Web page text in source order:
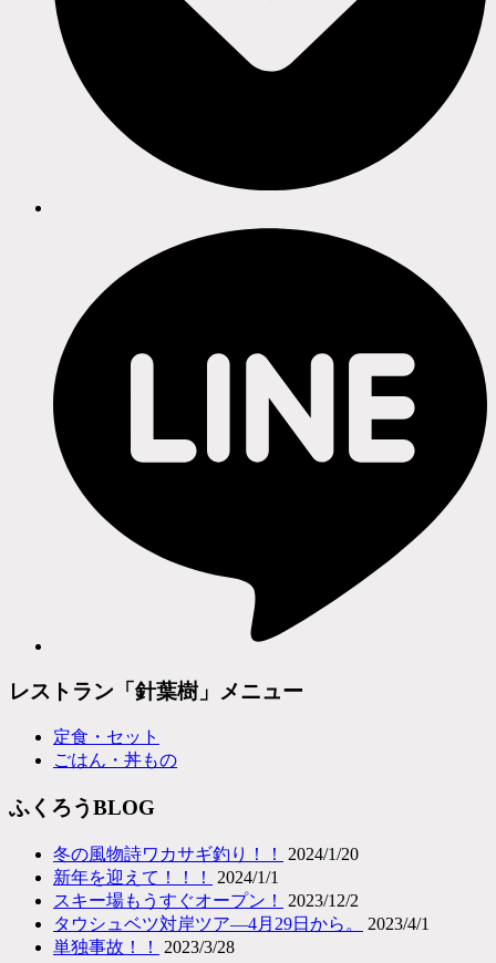
レストラン「針葉樹」メニュー
定食・セット
ごはん・丼もの
ふくろうBLOG
冬の風物詩ワカサギ釣り！！
2024/1/20
新年を迎えて！！！
2024/1/1
スキー場もうすぐオープン！
2023/12/2
タウシュベツ対岸ツア―4月29日から。
2023/4/1
単独事故！！
2023/3/28